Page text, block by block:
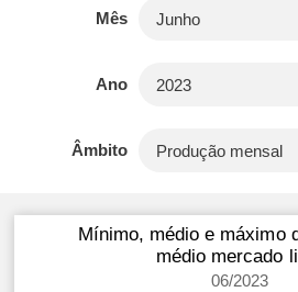
Mês
Ano
Âmbito
Mínimo, médio e máximo
médio mercado
06/2023